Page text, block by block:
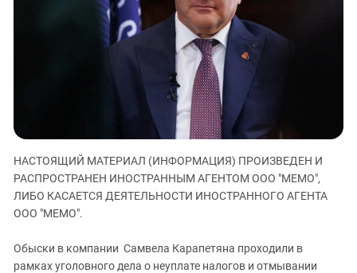
ЗАСТАВЛЯЕТ
КАВКАЗ ЗА ПАЛЕСТИНУ
ИНАКОМЫСЛИЕ В ЧЕЧНЕ
ПРЕСЛЕДОВАНИЕ АКТИВИСТОВ
МОБИЛИЗАЦИЯ И ПРОТЕСТЫ
Краснодарский край
Нагорный Карабах
Российская Федерация
Ростовская область
НАСТОЯЩИЙ МАТЕРИАЛ (ИНФОРМАЦИЯ) ПРОИЗВЕДЕН И
РАСПРОСТРАНЕН ИНОСТРАННЫМ АГЕНТОМ ООО "МЕМО",
ЛИБО КАСАЕТСЯ ДЕЯТЕЛЬНОСТИ ИНОСТРАННОГО АГЕНТА
ООО "МЕМО".
Обыски в компании Самвела Карапетяна проходили в
рамках уголовного дела о неуплате налогов и отмывании